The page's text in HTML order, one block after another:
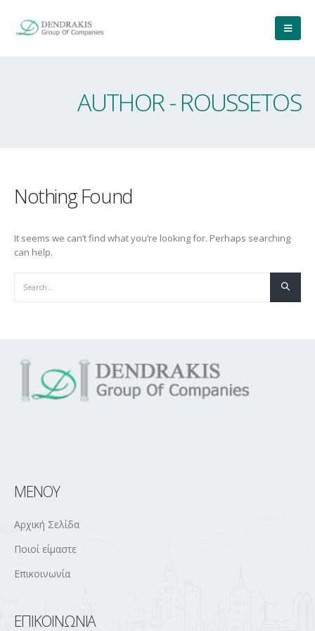
AUTHOR - ROUSSETOS
Nothing Found
It seems we can’t find what you’re looking for. Perhaps searching
can help.
ΜΕΝΟΎ
Αρχική Σελίδα
Ποιοί είμαστε
Επικοινωνία
ΕΠΙΚΟΙΝΩΝΊΑ